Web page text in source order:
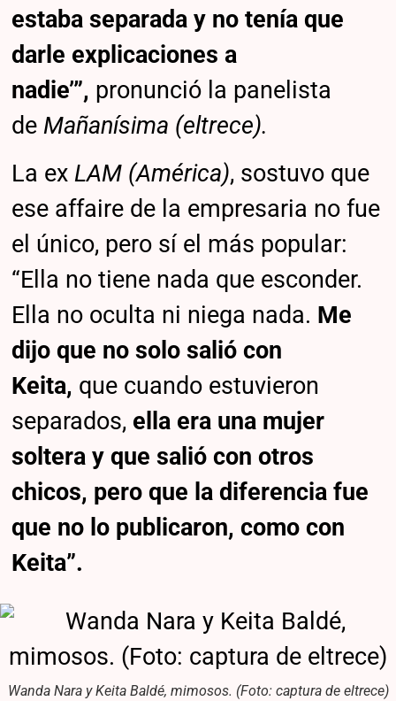
estaba separada y no tenía que
darle explicaciones a
nadie’”, pronunció la panelista
de Mañanísima (eltrece).
La exLAM (América), sostuvo que
ese affaire de la empresaria no fue
el único, pero sí el más popular:
“Ella no tiene nada que esconder.
Ella no oculta ni niega nada. Me
dijo que no solo salió con
Keita, que cuando estuvieron
separados, ella era una mujer
soltera y que salió con otros
chicos, pero que la diferencia fue
que no lo publicaron, como con
Keita”.
Wanda Nara y Keita Baldé, mimosos. (Foto: captura de eltrece)